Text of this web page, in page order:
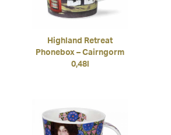
Highland Retreat
Phonebox – Cairngorm
0,48l